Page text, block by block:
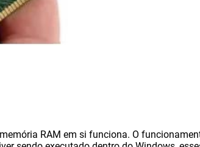
RAM em si funciona. O